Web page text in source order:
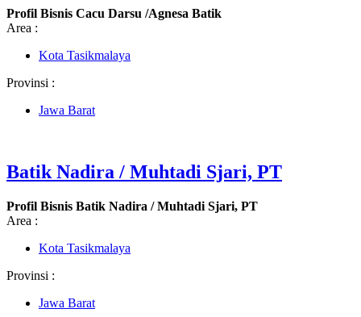
Profil Bisnis Cacu Darsu /Agnesa Batik
Area :
Kota Tasikmalaya
Provinsi :
Jawa Barat
Batik Nadira / Muhtadi Sjari, PT
Profil Bisnis Batik Nadira / Muhtadi Sjari, PT
Area :
Kota Tasikmalaya
Provinsi :
Jawa Barat